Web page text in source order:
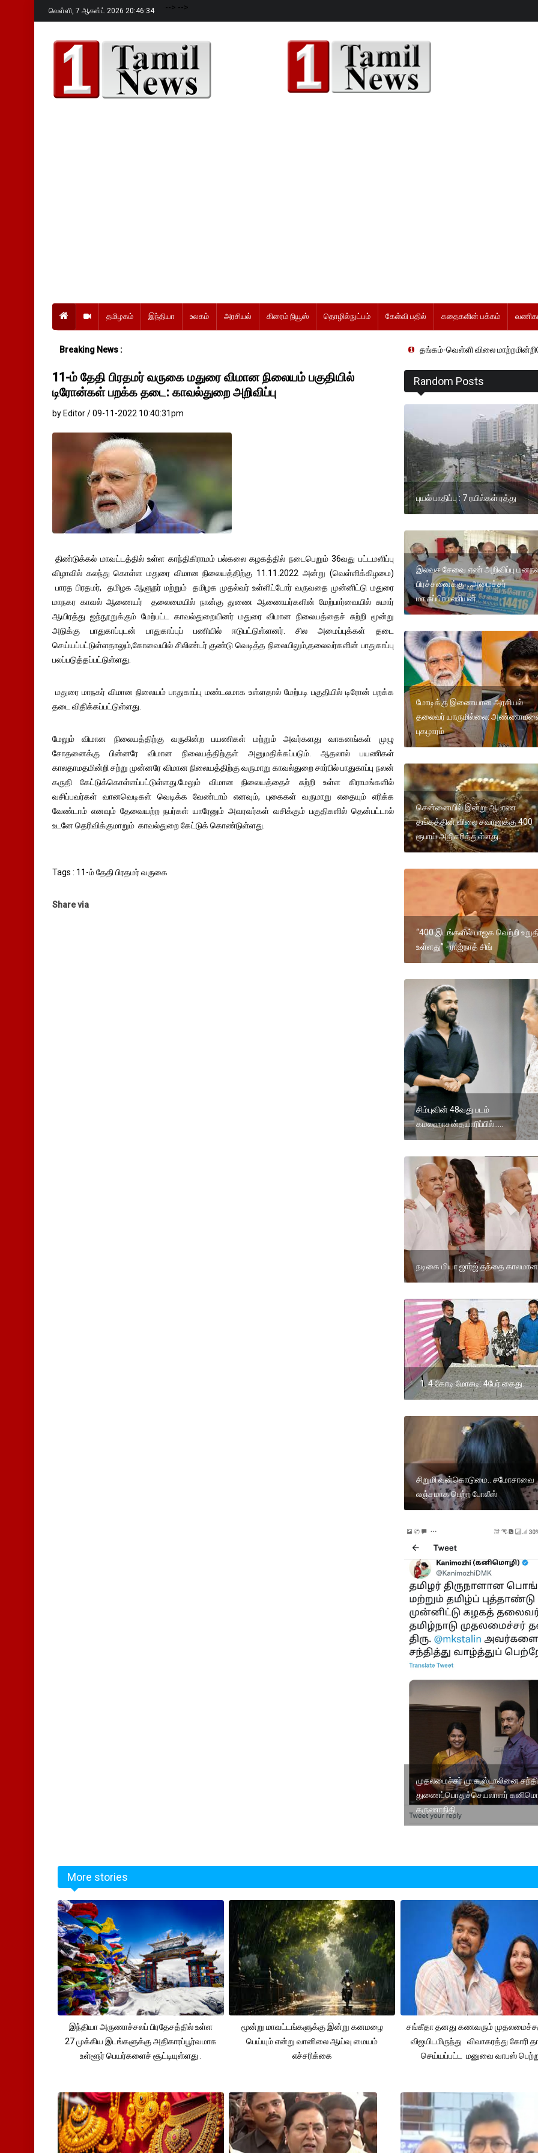
வெள்ளி, 7 ஆகஸ்ட் 2026 20:46:35 --> -->
தமிழகம் இந்தியா உலகம் அரசியல் கிரைம் நியூஸ் தொழில்நுட்பம் கேள்வி பதில் கதைகளின் பக்கம்
Breaking News : தங்கம்-வெள்ளி விலை மாற்றமின்றிதொடர்கிறது..
11-ம் தேதி பிரதமர் வருகை மதுரை விமான நிலையம் பகுதியில்
டிரோன்கள் பறக்க தடை: காவல்துறை அறிவிப்பு
by Editor / 09-11-2022 10:40:31pm
திண்டுக்கல் மாவட்டத்தில் உள்ள காந்திகிராமம் பல்கலை கழகத்தில் நடைபெறும் 36வது பட்டமளிப்பு
விழாவில் கலந்து கொள்ள மதுரை விமான நிலையத்திற்கு 11.11.2022 அன்று (வெள்ளிக்கிழமை)
பாரத பிரதமர், தமிழக ஆளுநர் மற்றும் தமிழக முதல்வர் உள்ளிட்டோர் வருவதை முன்னிட்டு மதுரை
மாநகர காவல் ஆணையர் தலைமையில் நான்கு துணை ஆணையர்களின் மேற்பார்வையில் சுமார்
ஆயிரத்து ஐந்நூறுக்கும் மேற்பட்ட காவல்துறையினர் மதுரை விமான நிலையத்தைச் சுற்றி மூன்று
அடுக்கு பாதுகாப்புடன் பாதுகாப்புப் பணியில் ஈடுபட்டுள்ளனர். சில அமைப்புக்கள் தடை
செய்யப்பட்டுள்ளதாலும்,கோவையில் சிலிண்டர் குண்டு வெடித்த நிலையிலும்,தலைவர்களின் பாதுகாப்பு
பலப்படுத்தப்பட்டுள்ளது.
மதுரை மாநகர் விமான நிலையம் பாதுகாப்பு மண்டலமாக உள்ளதால் மேற்படி பகுதியில் டிரோன் பறக்க
தடை விதிக்கப்பட்டுள்ளது.
மேலும் விமான நிலையத்திற்கு வருகின்ற பயணிகள் மற்றும் அவர்களது வாகனங்கள் முழு
சோதனைக்கு பின்னரே விமான நிலையத்திற்குள் அனுமதிக்கப்படும். ஆதலால் பயணிகள்
காலதாமதமின்றி சற்று முன்னரே விமான நிலையத்திற்கு வருமாறு காவல்துறை சார்பில் பாதுகாப்பு நலன்
கருதி கேட்டுக்கொள்ளப்பட்டுள்ளது.மேலும் விமான நிலையத்தைச் சுற்றி உள்ள கிராமங்களில்
வசிப்பவர்கள் வானவெடிகள் வெடிக்க வேண்டாம் எனவும், புகைகள் வருமாறு எதையும் எரிக்க
வேண்டாம் எனவும் தேவையற்ற நபர்கள் யாரேனும் அவரவர்கள் வசிக்கும் பகுதிகளில் தென்பட்டால்
உடனே தெரிவிக்குமாறும் காவல்துறை கேட்டுக் கொண்டுள்ளது.
Tags : 11-ம் தேதி பிரதமர் வருகை
Share via
Random Posts
புயல் பாதிப்பு : 7 ரயில்கள் ரத்து
இலவச சேவை எண் அறிவிப்பு
பிரச்சனைக்கு. ..அமைச்சர்
மா.சுப்பிரமணியன்
மோடிக்கு இணையான அரசியல்
தலைவர் யாருமில்லை:
புகழாரம்
சென்னையில் இன்று ஆபரண
தங்கத்தின் விலை சவரனுக்கு 400
ரூபாய் அதிகரித்துள்ளது..
“400 இடங்களில் பாஜக வெற்றி
உள்ளது” - ராஜ்நாத் சிங்
சிம்புவின் 48வது படம்
கமலஹாசன்தயாரிப்பில்.....
நடிகை மியா ஜார்ஜ் தந்தை
. 1. 4 கோடி மோசடி: 4பேர் கைது..
சிறுமி வன்கொடுமை.. சமோசாவை
லஞ்சமாக பெற்ற போலீஸ்
முதலமைச்சர் மு.க.ஸ்டாலினை
துணைப்பொதுச்செயலாளர்
கருணாநிதி.
More stories
இந்தியா அருணாச்சலப் பிரதேசத்தில் உள்ள
27 முக்கிய இடங்களுக்கு அதிகாரப்பூர்வமாக
உள்ளூர் பெயர்களைச் சூட்டியுள்ளது .
மூன்று மாவட்டங்களுக்கு இன்று கனமழை
பெய்யும் என்று வானிலை ஆய்வு மையம்
எச்சரிக்கை
சங்கீதா தனது கணவரும்
விஜயிடமிருந்து விவாகரத்து கோரி
செய்யப்பட்ட மனுவை வாபஸ்